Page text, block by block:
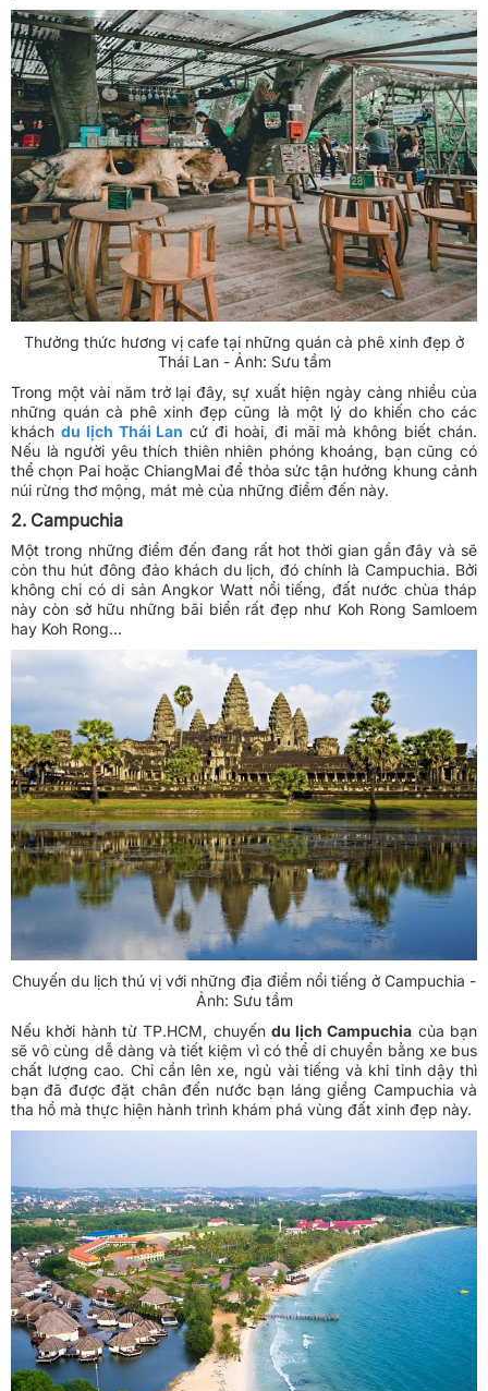
Thưởng thức hương vị cafe tại những quán cà phê xinh đẹp ở
Thái Lan - Ảnh: Sưu tầm
Trong một vài năm trở lại đây, sự xuất hiện ngày càng nhiều của
những quán cà phê xinh đẹp cũng là một lý do khiến cho các
khách du lịch Thái Lan cứ đi hoài, đi mãi mà không biết chán.
Nếu là người yêu thích thiên nhiên phóng khoáng, bạn cũng có
thể chọn Pai hoặc ChiangMai để thỏa sức tận hưởng khung cảnh
núi rừng thơ mộng, mát mẻ của những điểm đến này.
2. Campuchia
Một trong những điểm đến đang rất hot thời gian gần đây và sẽ
còn thu hút đông đảo khách du lịch, đó chính là Campuchia. Bởi
không chỉ có di sản Angkor Watt nổi tiếng, đất nước chùa tháp
này còn sở hữu những bãi biển rất đẹp như Koh Rong Samloem
hay Koh Rong…
Chuyến du lịch thú vị với những địa điểm nổi tiếng ở Campuchia -
Ảnh: Sưu tầm
Nếu khởi hành từ TP.HCM, chuyến du lịch Campuchia của bạn
sẽ vô cùng dễ dàng và tiết kiệm vì có thể di chuyển bằng xe bus
chất lượng cao. Chỉ cần lên xe, ngủ vài tiếng và khi tỉnh dậy thì
bạn đã được đặt chân đến nước bạn láng giềng Campuchia và
tha hồ mà thực hiện hành trình khám phá vùng đất xinh đẹp này.